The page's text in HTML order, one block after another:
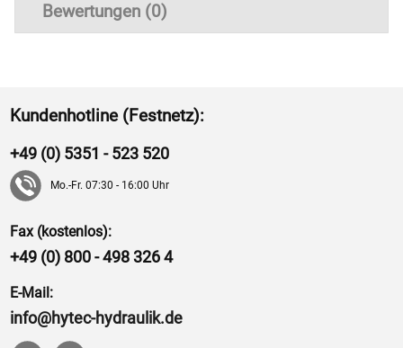
Bewertungen (0)
Kundenhotline (Festnetz):
+49 (0) 5351 - 523 520
Mo.-Fr. 07:30 - 16:00 Uhr
Fax (kostenlos):
+49 (0) 800 - 498 326 4
E-Mail:
info@hytec-hydraulik.de